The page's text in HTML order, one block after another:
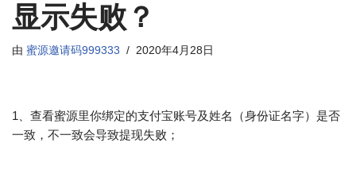
显示失败？
由 蜜源邀请码999333 2020年4月28日
1、查看蜜源里你绑定的支付宝账号及姓名（身份证名字）是否
一致，不一致会导致提现失败；